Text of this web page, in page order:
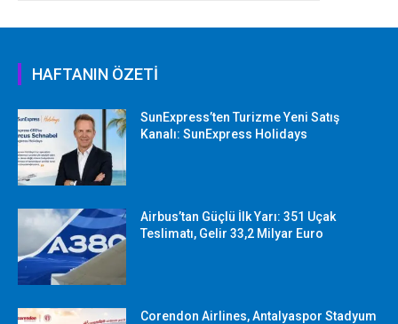
HAFTANIN ÖZETİ
SunExpress’ten Turizme Yeni Satış
Kanalı: SunExpress Holidays
Airbus’tan Güçlü İlk Yarı: 351 Uçak
Teslimatı, Gelir 33,2 Milyar Euro
Corendon Airlines, Antalyaspor Stadyum